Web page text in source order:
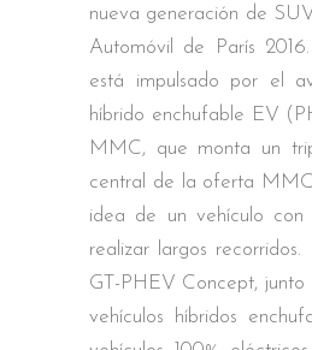
nueva generación de
Automóvil de París
está impulsado por el
híbrido enchufable EV
MMC, que monta un
central de la oferta
idea de un vehículo con
realizar largos recorridos.
GT-PHEV Concept, junto
vehículos híbridos